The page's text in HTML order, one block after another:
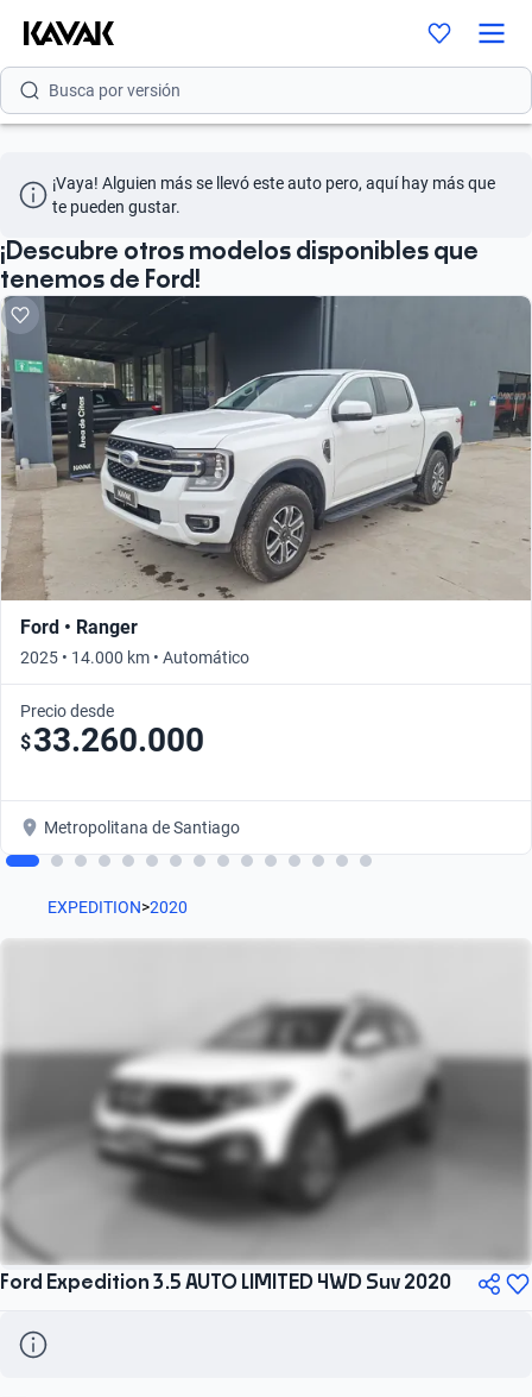
Busca por modelo
Busca por versión
Busca por marca
Busca por modelo
Busca por versión
Busca por año
¡Vaya! Alguien más se llevó este auto pero, aquí hay más que
te pueden gustar.
¡Descubre otros modelos disponibles que
tenemos de Ford!
Ford • Ranger
2025 • 14.000 km • Automático
Precio desde
$33.260.000
Metropolitana de Santiago
EXPEDITION>2020
Ford Expedition 3.5 AUTO LIMITED 4WD Suv 2020